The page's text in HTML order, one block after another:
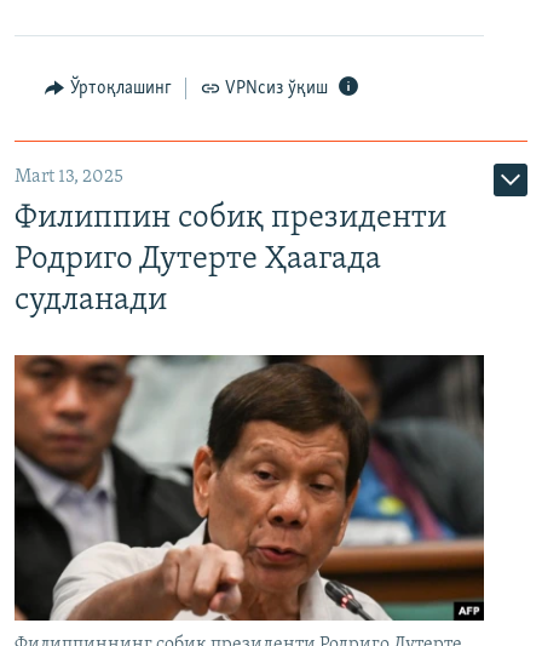
Ўртоқлашинг VPNсиз ўқиш
Mart 13, 2025
Филиппин собиқ президенти
Родриго Дутерте Ҳаагада
судланади